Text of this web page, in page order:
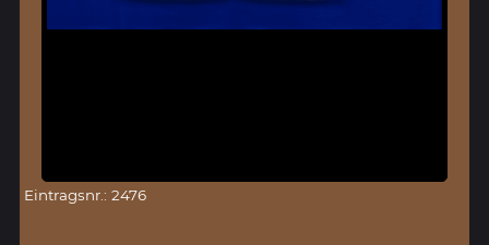
Eintragsnr.: 2476